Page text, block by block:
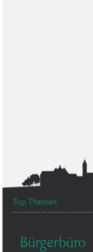
Top Themen
Bürgerbüro